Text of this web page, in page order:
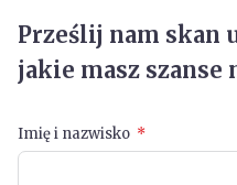
Prześlij nam skan
jakie masz szanse
Imię i nazwisko